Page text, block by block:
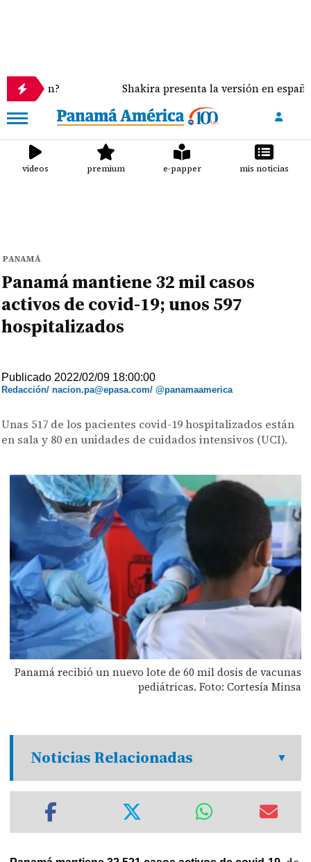
Shakira presenta la versión en español de 'Dai
videos premium e-papper mis noticias
PANAMÁ
Panamá mantiene 32 mil casos
activos de covid-19; unos 597
hospitalizados
Publicado 2022/02/09 18:00:00
Redacción/ nacion.pa@epasa.com/ @panamaamerica
Unas 517 de los pacientes covid-19 hospitalizados están
en sala y 80 en unidades de cuidados intensivos (UCI).
Panamá recibió un nuevo lote de 60 mil dosis de vacunas
pediátricas. Foto: Cortesía Minsa
Noticias Relacionadas